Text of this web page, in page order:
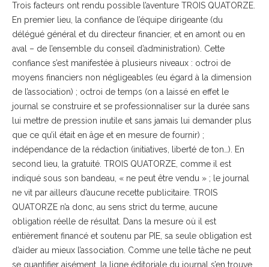
Trois facteurs ont rendu possible l’aventure TROIS QUATORZE.
En premier lieu, la confiance de l’équipe dirigeante (du
délégué général et du directeur financier, et en amont ou en
aval – de l’ensemble du conseil d’administration). Cette
confiance s’est manifestée à plusieurs niveaux : octroi de
moyens financiers non négligeables (eu égard à la dimension
de l’association) ; octroi de temps (on a laissé en effet le
journal se construire et se professionnaliser sur la durée sans
lui mettre de pression inutile et sans jamais lui demander plus
que ce qu’il était en âge et en mesure de fournir) ;
indépendance de la rédaction (initiatives, liberté de ton…). En
second lieu, la gratuité. TROIS QUATORZE, comme il est
indiqué sous son bandeau, « ne peut être vendu » ; le journal
ne vit par ailleurs d’aucune recette publicitaire. TROIS
QUATORZE n’a donc, au sens strict du terme, aucune
obligation réelle de résultat. Dans la mesure où il est
entièrement financé et soutenu par PIE, sa seule obligation est
d’aider au mieux l’association. Comme une telle tâche ne peut
se quantifier aisément, la ligne éditoriale du journal s’en trouve